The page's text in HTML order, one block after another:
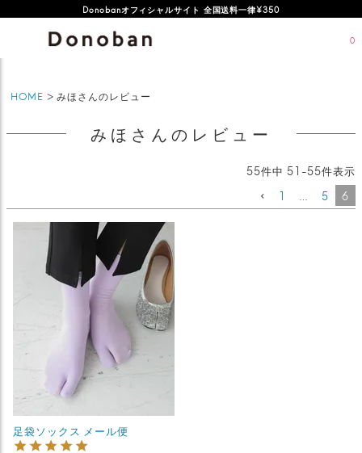
Donobanオフィシャルサイト 全国送料一律¥350
0
HOME みほさんのレビュー
みほさんのレビュー
55件中 51 -55件表示
1
… 5 6
足袋ソックス メール便